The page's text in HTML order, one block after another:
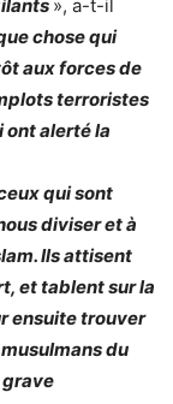
», a-t-il
chose qui
aux forces de
terroristes
ont alerté la
qui sont
diviser et à
Ils attisent
et tablent sur la
ensuite trouver
du